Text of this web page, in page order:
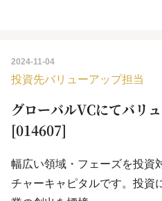
2024-11-04
投資先バリューアップ担当
グローバルVCにてバリ
[014607]
幅広い領域・フェーズを投資
チャーキャピタルです。投資